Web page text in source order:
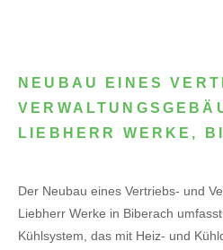
NEUBAU EINES
LIEBHERR WERKE,
Der Neubau eines Vertriebs- und
Liebherr Werke in Biberach
Kühlsystem, das mit Heiz- und